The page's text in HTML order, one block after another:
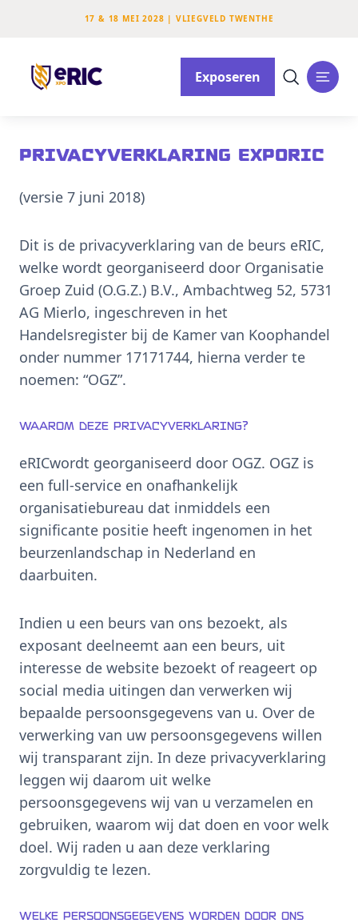
17 & 18 MEI 2028 | VLIEGVELD TWENTHE
Exposeren
Privacyverklaring expoRIC
(versie 7 juni 2018)
Dit is de privacyverklaring van de beurs eRIC,
welke wordt georganiseerd door Organisatie
Groep Zuid (O.G.Z.) B.V., Ambachtweg 52, 5731
AG Mierlo, ingeschreven in het
Handelsregister bij de Kamer van Koophandel
onder nummer 17171744, hierna verder te
noemen: “OGZ”.
Waarom deze privacyverklaring?
eRICwordt georganiseerd door OGZ. OGZ is
een full-service en onafhankelijk
organisatiebureau dat inmiddels een
significante positie heeft ingenomen in het
beurzenlandschap in Nederland en
daarbuiten.
Indien u een beurs van ons bezoekt, als
exposant deelneemt aan een beurs, uit
interesse de website bezoekt of reageert op
social media uitingen dan verwerken wij
bepaalde persoonsgegevens van u. Over de
verwerking van uw persoonsgegevens willen
wij transparant zijn. In deze privacyverklaring
leggen wij daarom uit welke
persoonsgegevens wij van u verzamelen en
gebruiken, waarom wij dat doen en voor welk
doel. Wij raden u aan deze verklaring
zorgvuldig te lezen.
Welke persoonsgegevens worden door ons